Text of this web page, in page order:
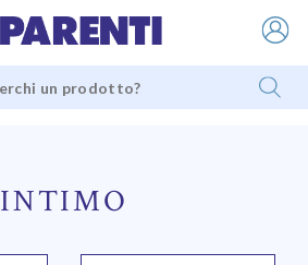
INTIMO